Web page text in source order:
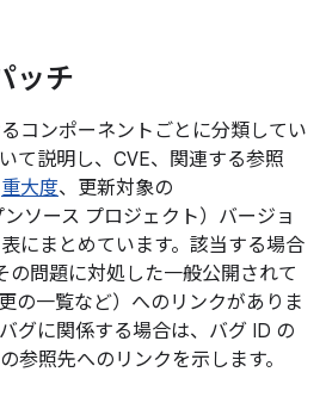
ッチ
コンポーネントごとに分類してい
て説明し、CVE、関連する参照
重大度、更新対象の
ソース プロジェクト）バージョ
にまとめています。該当する場合
の問題に対処した一般公開されて
の一覧など）へのリンクがありま
グに関係する場合は、バグ ID の
参照先へのリンクを示します。